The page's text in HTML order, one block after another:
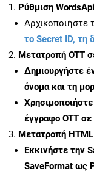
Ρύθμιση
Αρχικοποιήστε
το Secret ID, τη
Μετατροπή OTT
Δημιουργήστε
όνομα και τη
έγγραφο OTT
Μετατροπή
Εκκινήστε την
SaveFormat ως